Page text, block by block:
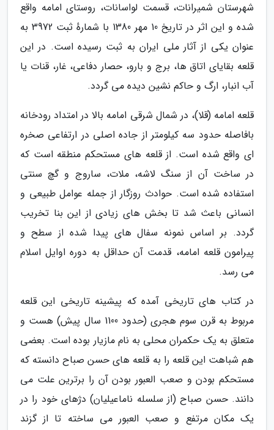
شهرستان شمیرانات، قسمت لواسانات، روستای امامه واقع
شده و این اثر در تاریخ 10 مهر 1380 با شمارهٔ ثبت 3972 به
عنوان یکی از آثار ملی ایران به ثبت رسیده است. در این
قلعه بقایای اتاق ها، برج و بارو، حصار دفاعی، غار، قنات یا
آب انبار، ارگ و حاکم نشین دیده می گردد.
قلعه امامه (قلا)، در شمال شرقی امامه بالا در امتداد رودخانه
بافاصله حدود سه کیلومتر از جاده اصلی در ارتفاعی صخره
ای واقع شده است. از قلعه های مستحکم منطقه است که
در ساخت آن از سنگ لاشه، ملات، ساروج و گچ سنتی
استفاده شده است. حوادث روزگار از جمله عوامل طبیعی و
انسانی باعث شد تا بخش های زیادی از این بنا تخریب
گردد. بر اساس نمونه سفال های پیدا شده از سطح و
پیرامون قلعه امامه، قدمت آن حداقل به دوره اوایل اسلام
می رسد.
در کتاب های تاریخی آمده که پیشینه تاریخی این قلعه
مربوط به قرن سوم هجری (حدود 1100 سال پیش) هست و
متعلق به یک حکمران محلی به نام مازیار بوده است. بعضی
هم شباهت این قلعه را به قلعه های حسن صباح دانسته که
مستحکم بودن و صعب العبور بودن آن را برترین علت می
دانند. حسن صباح (از سلسله ناماعیلیان) دژهای خود را در
یک مکان مرتفع و صعب العبور می ساخته تا از گزند